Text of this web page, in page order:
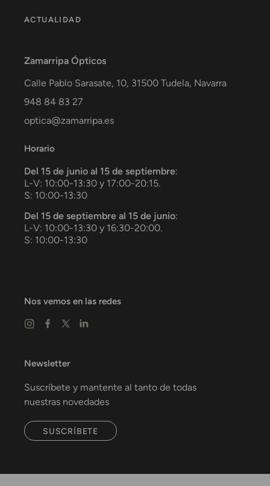
ACTUALIDAD
Zamarripa Ópticos
Calle Pablo Sarasate, 10, 31500 Tudela, Navarra
948 84 83 27
optica@zamarripa.es
Horario
Del 15 de junio al 15 de septiembre:
L-V: 10:00-13:30 y 17:00-20:15.
S: 10:00-13:30
Del 15 de septiembre al 15 de junio:
L-V: 10:00-13:30 y 16:30-20:00.
S: 10:00-13:30
Nos vemos en las redes
Newsletter
Suscríbete y mantente al tanto de todas
nuestras novedades
SUSCRÍBETE